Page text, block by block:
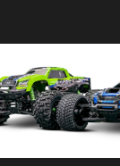
sur la boîte,
se
les matériaux
Plongeons
qui font de